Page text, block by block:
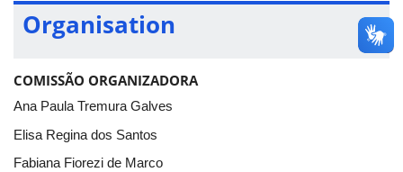
Organisation
COMISSÃO ORGANIZADORA
Ana Paula Tremura Galves
Elisa Regina dos Santos
Fabiana Fiorezi de Marco